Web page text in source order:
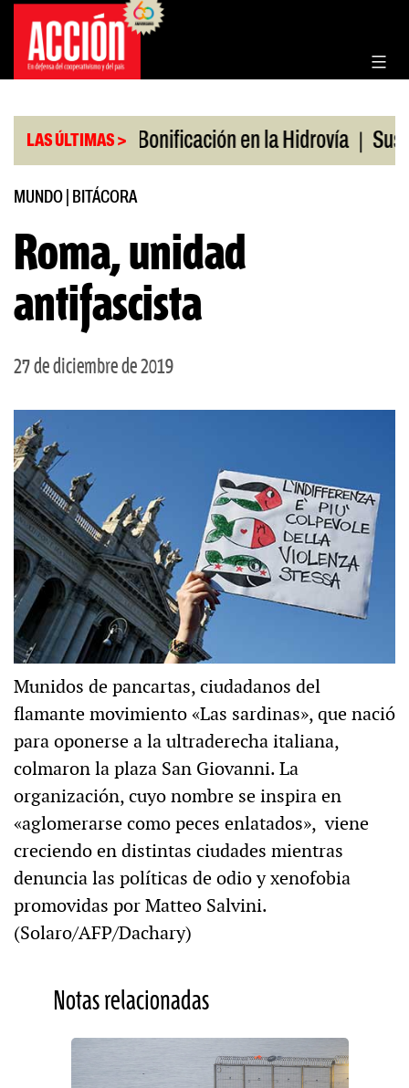
Saltar
contenido
LAS ÚLTIMAS >
en julio | Bonificación en la Hidrovía |
MUNDO BITÁCORA
Roma, unidad
antifascista
27 de diciembre de 2019
Munidos de pancartas, ciudadanos del
flamante movimiento «Las sardinas», que nació
para oponerse a la ultraderecha italiana,
colmaron la plaza San Giovanni. La
organización, cuyo nombre se inspira en
«aglomerarse como peces enlatados», viene
creciendo en distintas ciudades mientras
denuncia las políticas de odio y xenofobia
promovidas por Matteo Salvini.
(Solaro/AFP/Dachary)
Notas relacionadas